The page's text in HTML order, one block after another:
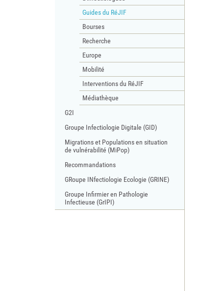
Guides du RéJIF
Bourses
Recherche
Europe
Mobilité
Interventions du RéJIF
Médiathèque
G2I
Groupe Infectiologie Digitale (GID)
Migrations et Populations en situation
de vulnérabilité (MiPop)
Recommandations
GRoupe INfectiologie Ecologie (GRINE)
Groupe Infirmier en Pathologie
Infectieuse (GrIPI)